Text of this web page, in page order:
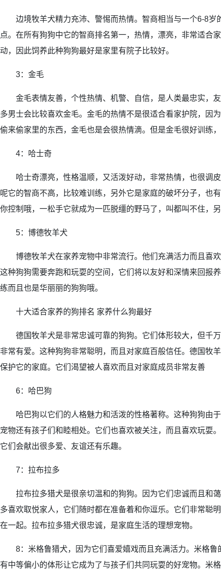
边境牧羊犬精力充沛、警惕而热情。智商相当与一个6-8岁
点。在所有狗狗中它的智商排名第一，热情，漂亮，非常适合
动，因此饲养此种狗狗最好是家里有院子比较好。
3：金毛
金毛表情友善，个性热情、机警、自信，是人类最忠实，友
多男士会比较喜欢金毛。金毛的热情不是很适合看家护院，因
偷来偷家里的东西，金毛也是会很热情滴。但是金毛很好训练
4：哈士奇
哈士奇漂亮，性格温顺，又活泼好动，非常热情，也很调皮
呢它的智商不高，比较难训练，另外它是家庭的破坏分子，也
你控制哦，一松手它就成为一匹脱缰的野马了，叫都叫不住，
5：博德牧羊犬
博德牧羊犬在家养宠物中非常流行。他们充满活力而且喜欢
这种狗狗需要奔跑和玩耍的空间，它们将以友好和深情来回报
练而且也是华丽丽的狗狗哦。
十大适合家养的狗排名 家养什么狗最好
德国牧羊犬是非常忠诚可靠的狗狗。它们体形较大，但千万
非常有爱。这种狗狗非常聪明，而且对家庭百般信任。德国牧
保护它的家庭。它们渴望被人喜欢而且对家庭成员非常友善
6：哈巴狗
哈巴狗以它们的人格魅力和活泼的性格著称。这种狗狗由于
宠物还有孩子们和睦相处。它们也喜欢被关注，而且喜欢玩耍
它们会献出很多爱、友谊还有乐趣。
7：拉布拉多
拉布拉多猎犬是很亲切温和的狗狗。因为它们忠诚而且和蔼
多喜欢取悦家人，它们随时都在准备着和你逗乐。它们非常聪
在一起。拉布拉多猎犬很忠诚，是家庭生活的理想宠物。
8：米格鲁猎犬，因为它们喜爱嬉戏而且充满活力。米格鲁
有中等偏小的体形让它成为了与孩子们共同玩耍的好宠物。米